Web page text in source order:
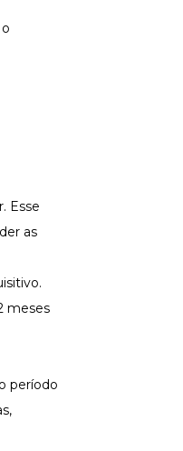
Esse
as
meses
período